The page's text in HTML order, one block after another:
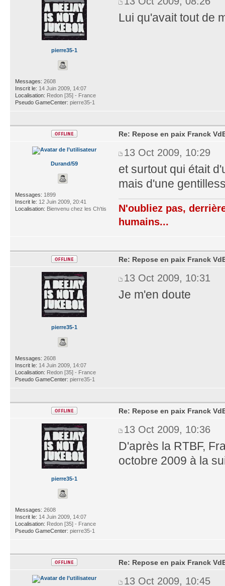
pierre35-1
Messages: 2608
Inscrit le: 14 Juin 2009, 14:07
Localisation: Redon [35] - France
Pseudo GameCenter: pierre35-1
Lui qu'avait tout de
Durand/59
Messages: 1899
Inscrit le: 12 Juin 2009, 20:41
Localisation: Bienvenu chez les Ch'tis
Re: Repose en paix Franck
13 Oct 2009, 10:29
et surtout qui était
mais d'une
N'oubliez pas,
humains...
pierre35-1
Messages: 2608
Inscrit le: 14 Juin 2009, 14:07
Localisation: Redon [35] - France
Pseudo GameCenter: pierre35-1
Re: Repose en paix Franck
13 Oct 2009, 10:31
Je m'en doute
pierre35-1
Messages: 2608
Inscrit le: 14 Juin 2009, 14:07
Localisation: Redon [35] - France
Pseudo GameCenter: pierre35-1
Re: Repose en paix Franck
13 Oct 2009, 10:36
D'après la RTBF,
octobre 2009 à la
Re: Repose en paix Franck
13 Oct 2009, 10:45